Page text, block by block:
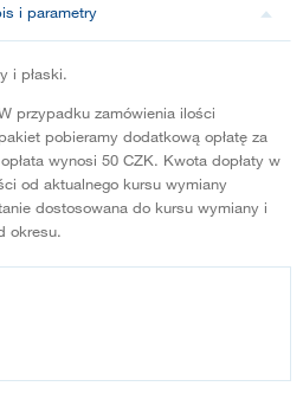
i parametry
i płaski.
przypadku zamówienia ilości
pobieramy dodatkową opłatę za
wynosi 50 CZK. Kwota dopłaty w
od aktualnego kursu wymiany
dostosowana do kursu wymiany i
okresu.